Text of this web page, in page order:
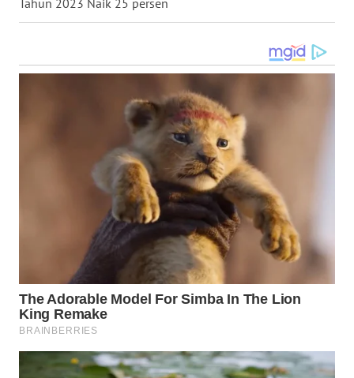
WN
SUMEDANG
WN
CIANJUR
WN
KEPULAUAN